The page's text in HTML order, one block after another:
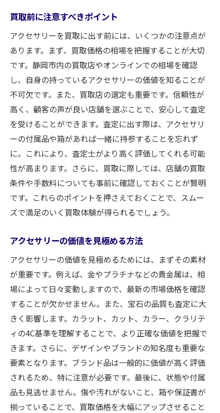
買取前に注意すべきポイント
アクセサリーを買取に出す前には、いくつかの注意点が
あります。まず、買取価格の相場を把握することが大切
です。静岡市内の買取店やオンラインでの相場を確認
し、自身の持っているアクセサリーの価値を知ることが
不可欠です。また、買取店の選定も重要です。信頼性が
高く、顧客の声が良い店舗を選ぶことで、安心して査定
を受けることができます。査定に出す際は、アクセサリ
ーの付属品や箱があれば一緒に持参することを忘れず
に。これにより、査定士がより高く評価してくれる可能
性が高まります。さらに、買取に際しては、店舗の買取
条件や手数料についても事前に確認しておくことが賢明
です。これらのポイントを押さえておくことで、スムー
ズで満足のいく買取体験が得られるでしょう。
アクセサリーの価値を見極める方法
アクセサリーの価値を見極めるためには、まずその素材
が重要です。例えば、金やプラチナなどの貴金属は、相
場によって日々変動しますので、最新の市場価格を確認
することが欠かせません。また、宝石の品質も査定に大
きく影響します。カラット、カット、カラー、クラリテ
ィの4C基準を理解することで、より正確な価値を把握で
きます。さらに、デザインやブランドの知名度も重要な
要素となります。ブランド品は一般的に価値が高く評価
されるため、特に注意が必要です。最後に、状態や付属
品も見逃せません。傷や汚れがないこと、箱や保証書が
揃っていることで、買取価格を大幅にアップさせること